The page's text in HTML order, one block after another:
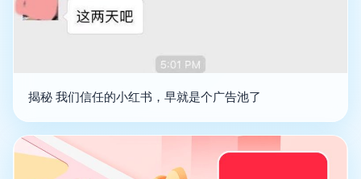
揭秘 我们信任的小红书，早就是个广告池了